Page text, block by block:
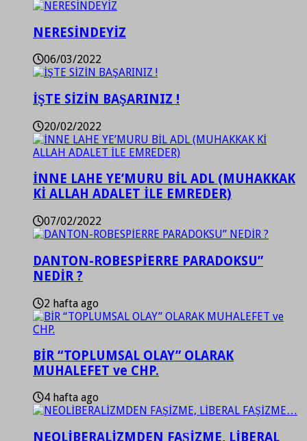
NERESİNDEYİZ
06/03/2022
İŞTE SİZİN BAŞARINIZ !
20/02/2022
İNNE LAHE YE’MURU BİL ADL (MUHAKKAK
Kİ ALLAH ADALET İLE EMREDER)
07/02/2022
DANTON-ROBESPİERRE PARADOKSU”
NEDİR ?
2 hafta ago
BİR “TOPLUMSAL OLAY” OLARAK
MUHALEFET ve CHP.
4 hafta ago
NEOLİBERALİZMDEN FAŞİZME, LİBERAL